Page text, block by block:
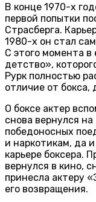
В конце 1970-х
первой попытки
Страсберга.
1980-х он стал
С этого момента
детство»,
Рурк полностью
отличие от бокса,
О боксе актер
снова вернулся
победоносных
и наркотикам, да
карьере боксера.
вернулся в кино,
принесла актеру
его возвращения.